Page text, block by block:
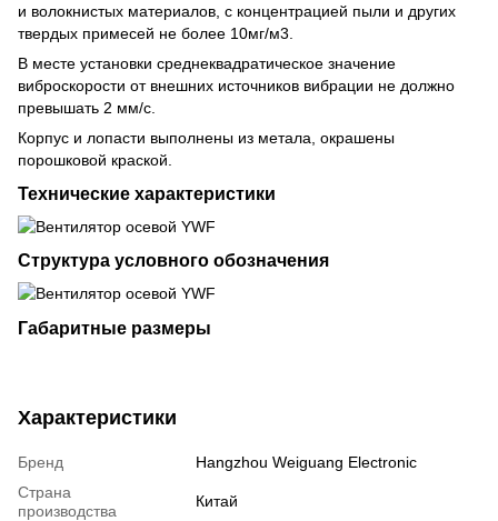
и волокнистых материалов, с концентрацией пыли и других
твердых примесей не более 10мг/м3.
В месте установки среднеквадратическое значение
виброскорости от внешних источников вибрации не должно
превышать 2 мм/с.
Корпус и лопасти выполнены из метала, окрашены
порошковой краской.
Технические характеристики
Структура условного обозначения
Габаритные размеры
Характеристики
Бренд
Hangzhou Weiguang Electronic
Страна
производства
Китай